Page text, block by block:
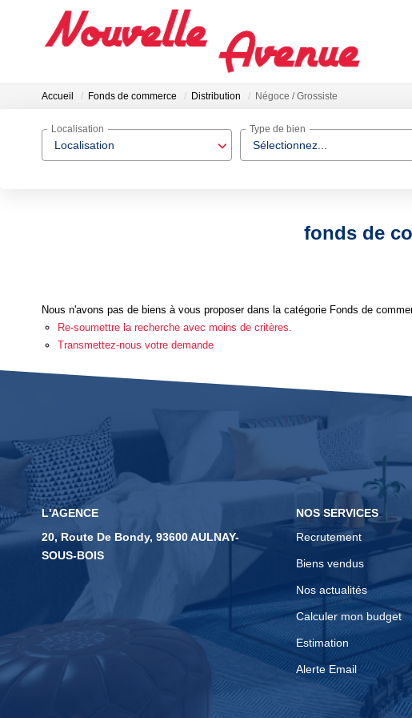
Accueil Fonds de commerce Distribution Négoce / Grossiste
Localisation
Localisation
Sélectionnez...
Type de bien
fonds de
Nous n'avons pas de biens à vous proposer dans la catégorie Fonds de
Re-soumettre la recherche avec moins de critères.
Transmettez-nous votre demande
L'AGENCE
20, Route De Bondy, 93600 AULNAY-
SOUS-BOIS
NOS SERVICES
Recrutement
Biens vendus
Nos actualités
Calculer mon budget
Estimation
Alerte Email